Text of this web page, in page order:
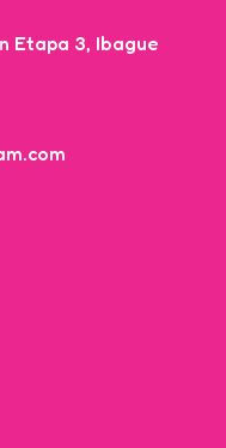
Etapa 3, Ibague